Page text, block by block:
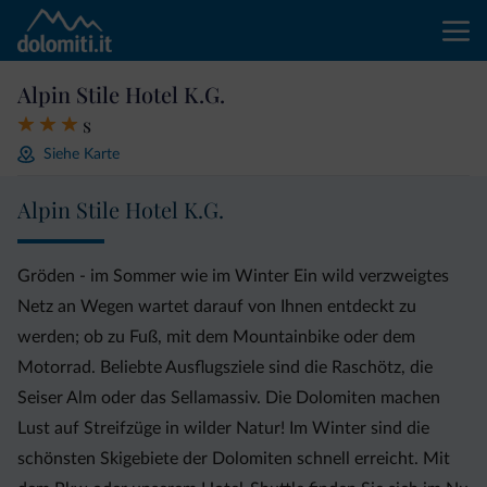
Alpin Stile Hotel K.G.
s
Siehe Karte
Alpin Stile Hotel K.G.
Gröden - im Sommer wie im Winter Ein wild verzweigtes
Netz an Wegen wartet darauf von Ihnen entdeckt zu
werden; ob zu Fuß, mit dem Mountainbike oder dem
Motorrad. Beliebte Ausflugsziele sind die Raschötz, die
Seiser Alm oder das Sellamassiv. Die Dolomiten machen
Lust auf Streifzüge in wilder Natur! Im Winter sind die
schönsten Skigebiete der Dolomiten schnell erreicht. Mit